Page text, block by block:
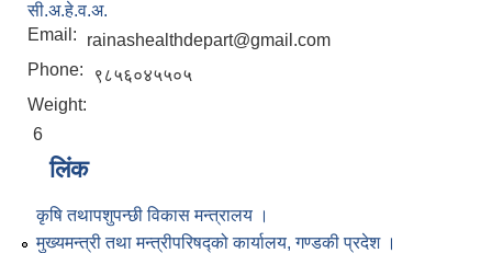
सी.अ.हे.व.अ.
Email:
rainashealthdepart@gmail.com
Phone:
९८५६०४५५०५
Weight:
6
लिंक
कृषि तथापशुपन्छी विकास मन्त्रालय ।
मुख्यमन्त्री तथा मन्त्रीपरिषद्को कार्यालय, गण्डकी प्रदेश ।